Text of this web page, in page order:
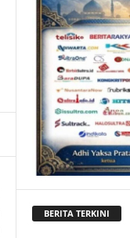
BERITA TERKINI